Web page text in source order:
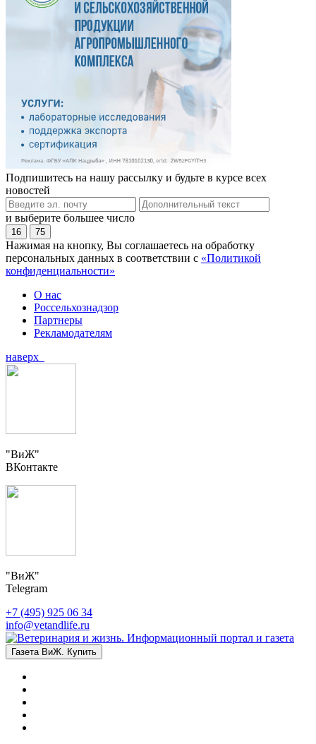
Подпишитесь на нашу рассылку и будьте в курсе всех
новостей
и выберите большее число
16 75
Нажимая на кнопку, Вы соглашаетесь на обработку
персональных данных в соответствии с «Политикой
конфиденциальности»
О нас
Россельхознадзор
Партнеры
Рекламодателям
наверх
"ВиЖ"
ВКонтакте
"ВиЖ"
Telegram
+7 (495) 925 06 34
info@vetandlife.ru
Газета ВиЖ. Купить